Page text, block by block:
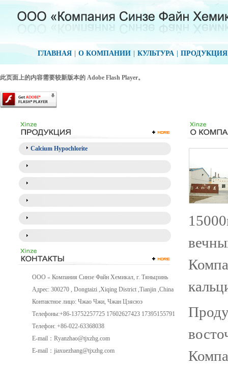
ГЛАВНАЯ О КОМПАНИИ КУЛЬТУРА ПРОДУКЦИЯ
此页面上的内容需要较新版本的 Adobe Flash Player。
Calcium Hypochlorite
ООО « Компания Синзе Файн Хемикал, г. Тяньцзинь
Адрес: 300270 , Dongtaizi ,Xiqing District ,Tianjin ,China
Контактное лицо: Чжао Чжи, Чжан Цзясюэ
Телефоны:+86-13752257725 17602627423 17395155791
Телефон: +86-022-63368038
E-mail： Ryanzhao@tjxzhg.com
E-mail： jiaxuezhang@tjxzhg.com